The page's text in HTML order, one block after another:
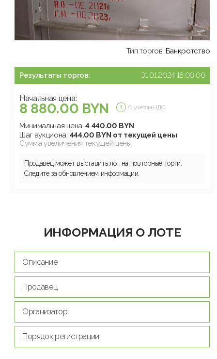
Тип торгов: Банкротство
Результаты торгов: 31.01.2024 16:00:00
Начальная цена:
8 880.00 BYN С учетом НДС
Минимальная цена:4 440.00 BYN
Шаг аукциона: 444.00 BYN от текущей цены
Сумма увеличения текущей цены
Продавец может выставить лот на повторные торги.
Следите за обновлением информации.
ИНФОРМАЦИЯ О ЛОТЕ
Описание
Продавец
Организатор
Порядок регистрации